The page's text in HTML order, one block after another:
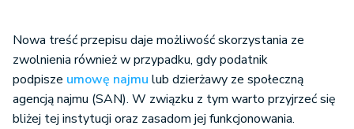
Nowa treść przepisu daje możliwość skorzystania ze
zwolnienia również w przypadku, gdy podatnik
podpisze umowę najmu lub dzierżawy ze społeczną
agencją najmu (SAN). W związku z tym warto przyjrzeć się
bliżej tej instytucji oraz zasadom jej funkcjonowania.